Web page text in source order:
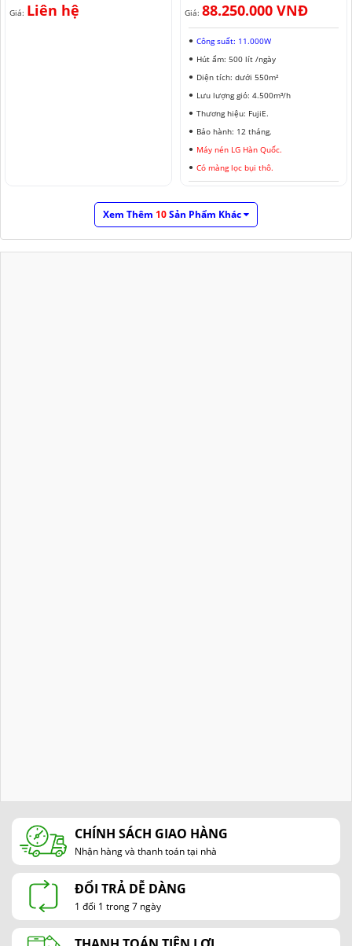
Giá: Liên hệ Giá: 88.250.000 VNĐ
Công suất: 11.000W
Hút ẩm: 500 lít /ngày
Diện tích: dưới 550m²
Lưu lượng gió: 4.500m³/h
Thương hiệu: FujiE.
Bảo hành: 12 tháng.
Máy nén LG Hàn Quốc.
Có màng lọc bụi thô.
Xem Thêm 10Sản Phẩm Khác
CHÍNH SÁCH GIAO HÀNG
Nhận hàng và thanh toán tại nhà
ĐỔI TRẢ DỄ DÀNG
1 đổi 1 trong 7 ngày